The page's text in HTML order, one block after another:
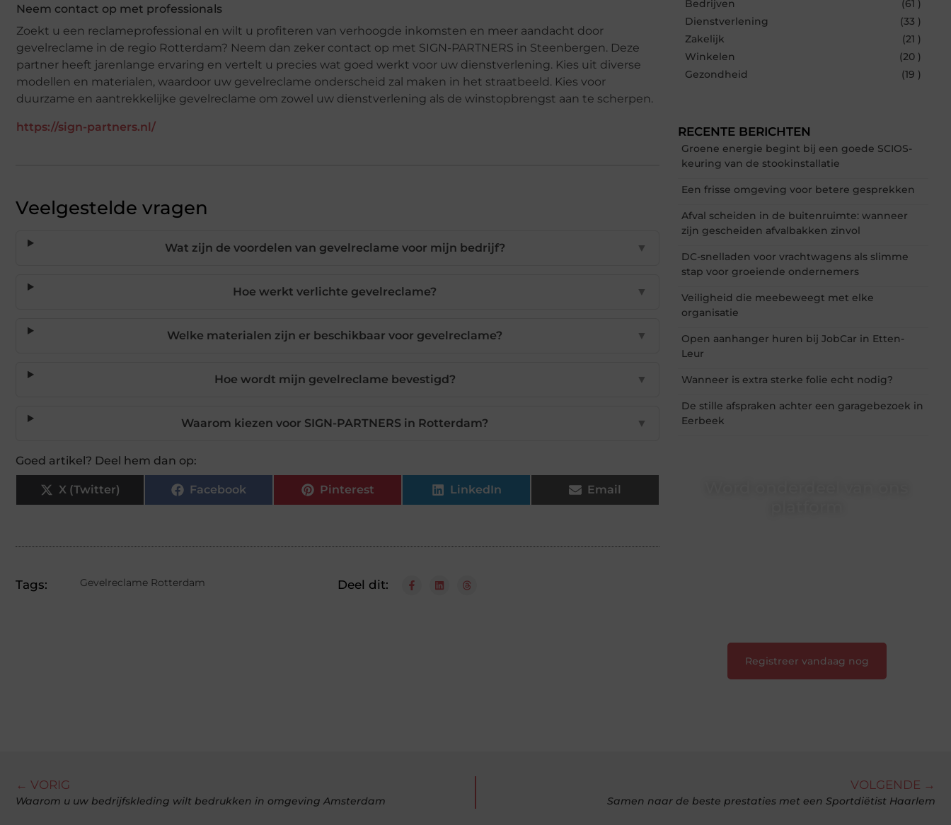
Neem contact op met professionals
Zoekt u een reclameprofessional en wilt u profiteren van verhoogde inkomsten en meer aandacht door
gevelreclame in de regio Rotterdam? Neem dan zeker contact op met SIGN-PARTNERS in Steenbergen. Deze
partner heeft jarenlange ervaring en vertelt u precies wat goed werkt voor uw dienstverlening. Kies uit diverse
modellen en materialen, waardoor uw gevelreclame onderscheid zal maken in het straatbeeld. Kies voor
duurzame en aantrekkelijke gevelreclame om zowel uw dienstverlening als de winstopbrengst aan te scherpen.
https://sign-partners.nl/
Veelgestelde vragen
Wat zijn de voordelen van gevelreclame voor mijn bedrijf? ▼
Hoe werkt verlichte gevelreclame? ▼
Welke materialen zijn er beschikbaar voor gevelreclame? ▼
Hoe wordt mijn gevelreclame bevestigd? ▼
Waarom kiezen voor SIGN-PARTNERS in Rotterdam? ▼
Goed artikel? Deel hem dan op:
X (Twitter) Facebook Pinterest LinkedIn Email
Tags: Gevelreclame Rotterdam Deel dit:
Bedrijven
(61 )
Dienstverlening
(33 )
Zakelijk
(21 )
Winkelen
(20 )
Gezondheid
(19 )
RECENTE BERICHTEN
Groene energie begint bij een goede SCIOS-
keuring van de stookinstallatie
Een frisse omgeving voor betere gesprekken
Afval scheiden in de buitenruimte: wanneer
zijn gescheiden afvalbakken zinvol
DC-snelladen voor vrachtwagens als slimme
stap voor groeiende ondernemers
Veiligheid die meebeweegt met elke
organisatie
Open aanhanger huren bij JobCar in Etten-
Leur
Wanneer is extra sterke folie echt nodig?
De stille afspraken achter een garagebezoek in
Eerbeek
Registreer vandaag nog
← VORIG
Waarom u uw bedrijfskleding wilt bedrukken in omgeving Amsterdam
VOLGENDE →
Samen naar de beste prestaties met een Sportdiëtist Haarlem